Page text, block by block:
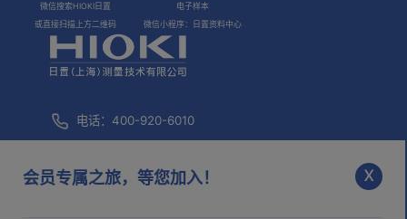
会员专属之旅，等您加入！ x
微信搜索HIOKI日置
或直接扫描上方二维码
电子样本
微信小程序：日置资料中心
电话：400-920-6010
市场部邮箱：mkt@hioki.com.cn